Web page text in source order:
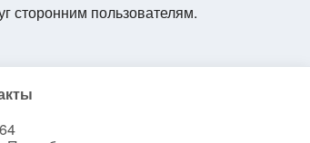
сторонним пользователям.